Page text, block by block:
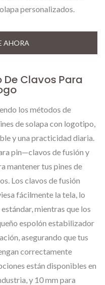
personalizados.
AHORA
De Clavos Para
los métodos de
de solapa con logotipo,
y una practicidad diaria.
pin—clavos de fusión y
mantener tus pines de
Los clavos de fusión
fácilmente la tela, lo
mientras que los
espolón estabilizador
asegurando que tus
correctamente
están disponibles en
y 10 mm para